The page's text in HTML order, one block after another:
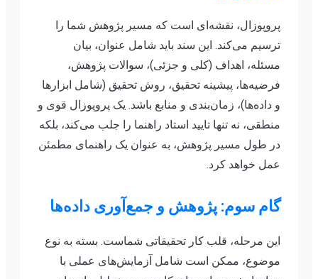
پروپوزال، نقشه‌ای است که مسیر پژوهش شما را
ترسیم می‌کند. این سند باید شامل عنوان، بیان
مسئله، اهداف (کلی و جزئی)، سوالات پژوهش،
فرضیه‌ها، پیشینه تحقیق، روش تحقیق (شامل ابزارها
و داده‌ها)، زمان‌بندی و منابع باشد. یک پروپوزال قوی و
منطقی، نه تنها تایید استاد راهنما را جلب می‌کند، بلکه
در طول مسیر پژوهش، به عنوان یک راهنمای مطمئن
عمل خواهد کرد.
گام سوم: پژوهش و جمع‌آوری داده‌ها
این مرحله، قلب کار تحقیقاتی شماست. بسته به نوع
موضوع، ممکن است شامل آزمایش‌های عملی با